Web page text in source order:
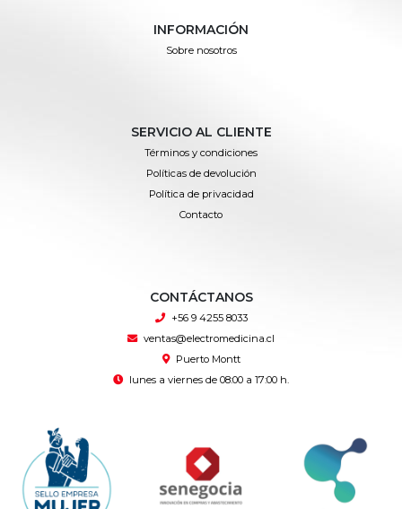
INFORMACIÓN
Sobre nosotros
SERVICIO AL CLIENTE
Términos y condiciones
Políticas de devolución
Política de privacidad
Contacto
CONTÁCTANOS
+56 9 4255 8033
ventas@electromedicina.cl
Puerto Montt
lunes a viernes de 08:00 a 17:00 h.